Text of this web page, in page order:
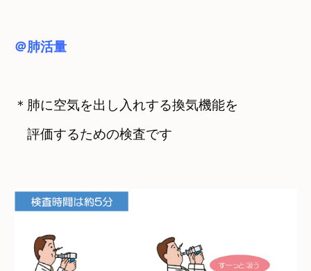
＠肺活量
＊肺に空気を出し入れする換気機能を
評価するための検査です